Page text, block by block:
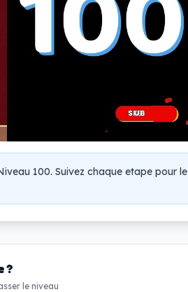
100. Suivez chaque etape pour le
?
le niveau